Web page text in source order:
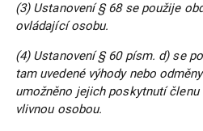
(3) Ustanovení § 68 se použije
ovládající osobu.
(4) Ustanovení § 60 písm. d) se
tam uvedené výhody nebo
umožněno jejich poskytnutí členu
vlivnou osobou.